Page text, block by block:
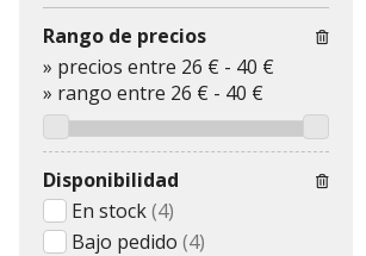
Rango de precios
» precios entre 26 € - 40 €
» rango entre 26 € - 40 €
Disponibilidad
En stock(4)
Bajo pedido (4)